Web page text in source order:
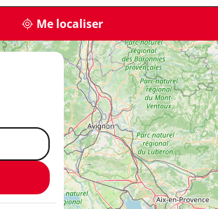
Me localiser